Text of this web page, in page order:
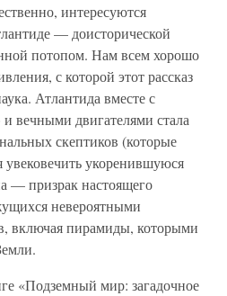
интересуются
— доисторической
потопом. Нам всем хорошо
с которой этот рассказ
Атлантида вместе с
вечными двигателями стала
скептиков (которые
увековечить укоренившуюся
— призрак настоящего
невероятными
включая пирамиды, которыми
«Подземный мир: загадочное